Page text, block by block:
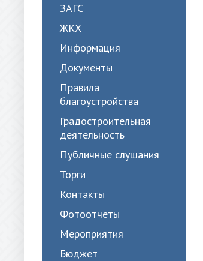
ЗАГС
ЖКХ
Информация
Документы
Правила
благоустройства
Градостроительная
деятельность
Публичные слушания
Торги
Контакты
Фотоотчеты
Мероприятия
Бюджет